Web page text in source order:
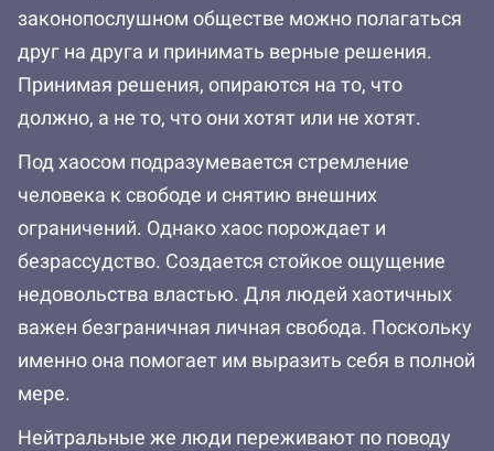
законопослушном обществе можно полагаться
друг на друга и принимать верные решения.
Принимая решения, опираются на то, что
должно, а не то, что они хотят или не хотят.
Под хаосом подразумевается стремление
человека к свободе и снятию внешних
ограничений. Однако хаос порождает и
безрассудство. Создается стойкое ощущение
недовольства властью. Для людей хаотичных
важен безграничная личная свобода. Поскольку
именно она помогает им выразить себя в полной
мере.
Нейтральные же люди переживают по поводу